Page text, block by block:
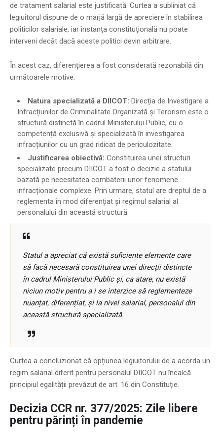
de tratament salarial este justificată. Curtea a subliniat că
legiuitorul dispune de o marjă largă de apreciere în stabilirea
politicilor salariale, iar instanța constituțională nu poate
interveni decât dacă aceste politici devin arbitrare.
În acest caz, diferențierea a fost considerată rezonabilă din
următoarele motive:
Natura specializată a DIICOT: Direcția de Investigare a
Infracțiunilor de Criminalitate Organizată și Terorism este o
structură distinctă în cadrul Ministerului Public, cu o
competență exclusivă și specializată în investigarea
infracțiunilor cu un grad ridicat de periculozitate.
Justificarea obiectivă: Constituirea unei structuri
specializate precum DIICOT a fost o decizie a statului
bazată pe necesitatea combaterii unor fenomene
infracționale complexe. Prin urmare, statul are dreptul de a
reglementa în mod diferențiat și regimul salarial al
personalului din această structură.
Statul a apreciat că există suficiente elemente care
să facă necesară constituirea unei direcții distincte
în cadrul Ministerului Public și, ca atare, nu există
niciun motiv pentru a i se interzice să reglementeze
nuanțat, diferențiat, și la nivel salarial, personalul din
această structură specializată.
Curtea a concluzionat că opțiunea legiuitorului de a acorda un
regim salarial diferit pentru personalul DIICOT nu încalcă
principiul egalității prevăzut de art. 16 din Constituție.
Decizia CCR nr. 377/2025: Zile libere
pentru părinți în pandemie